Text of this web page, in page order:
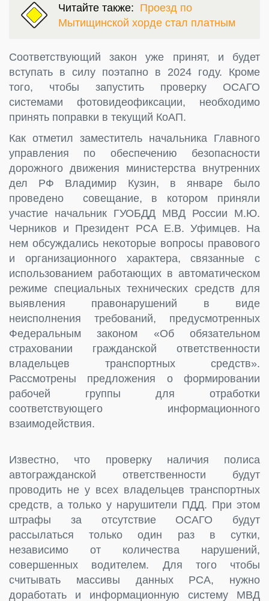
Читайте также: Проезд по
Мытищинской хорде стал платным
Соответствующий закон уже принят, и будет
вступать в силу поэтапно в 2024 году. Кроме
того, чтобы запустить проверку ОСАГО
системами фотовидеофиксации, необходимо
принять поправки в текущий КоАП.
Как отметил заместитель начальника Главного
управления по обеспечению безопасности
дорожного движения министерства внутренних
дел РФ Владимир Кузин, в январе было
проведено совещание, в котором приняли
участие начальник ГУОБДД МВД России М.Ю.
Черников и Президент РСА Е.В. Уфимцев. На
нем обсуждались некоторые вопросы правового
и организационного характера, связанные с
использованием работающих в автоматическом
режиме специальных технических средств для
выявления правонарушений в виде
неисполнения требований, предусмотренных
Федеральным законом «Об обязательном
страховании гражданской ответственности
владельцев транспортных средств».
Рассмотрены предложения о формировании
рабочей группы для отработки
соответствующего информационного
взаимодействия.
Известно, что проверку наличия полиса
автогражданской ответственности будут
проводить не у всех владельцев транспортных
средств, а только у нарушители ПДД. При этом
штрафы за отсутствие ОСАГО будут
рассылаться только один раз в сутки,
независимо от количества нарушений,
совершенных водителем. Для того чтобы
считывать массивы данных РСА, нужно
доработать и информационную систему МВД